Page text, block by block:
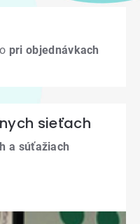
pri objednávkach
sieťach
a súťažiach